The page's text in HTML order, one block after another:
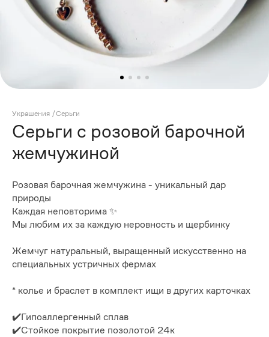
Украшения /Серьги
Серьги с розовой барочной
жемчужиной
Розовая барочная жемчужина - уникальный дар
природы
Каждая неповторима ✨
Мы любим их за каждую неровность и щербинку
Жемчуг натуральный, выращенный искусственно на
специальных устричных фермах
* колье и браслет в комплект ищи в других карточках
✔️Гипоаллергенный сплав
✔️Стойкое покрытие позолотой 24к